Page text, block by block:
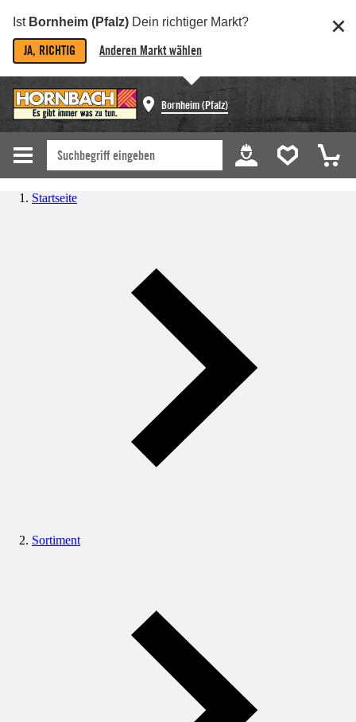
Ist Bornheim (Pfalz) Dein richtiger Markt?
JA, RICHTIG Anderen Markt wählen
Bornheim (Pfalz)
Startseite
Sortiment